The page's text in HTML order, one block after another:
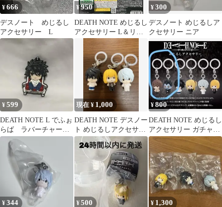
¥666
デスノート めじるし
アクセサリー L
¥950
DEATH NOTE めじるし
アクセサリー L＆リュ
ーク 2種セット
¥300
デスノート めじるしア
クセサリー ニア
¥599
DEATH NOTE L でふぉ
らば ラバーチャーム
キーホルダー
現在 ¥ 1,000
DEATH NOTE デスノー
ト めじるしアクセサリ
ー L ニア メロ
¥800
DEATH NOTE めじるし
アクセサリー ガチャ
月、リュークセット
¥344 ¥500 ¥ 1,300